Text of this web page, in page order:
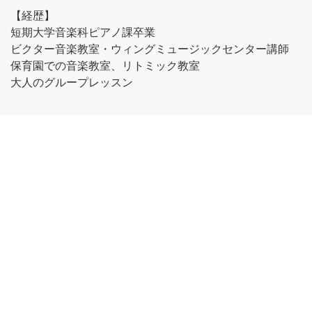
【経歴】
短期大学音楽科ピアノ課卒業
ビクター音楽教室・ウィングミュージックセンター講師
保育園での音楽教室、リトミック教室
大人のグループレッスン